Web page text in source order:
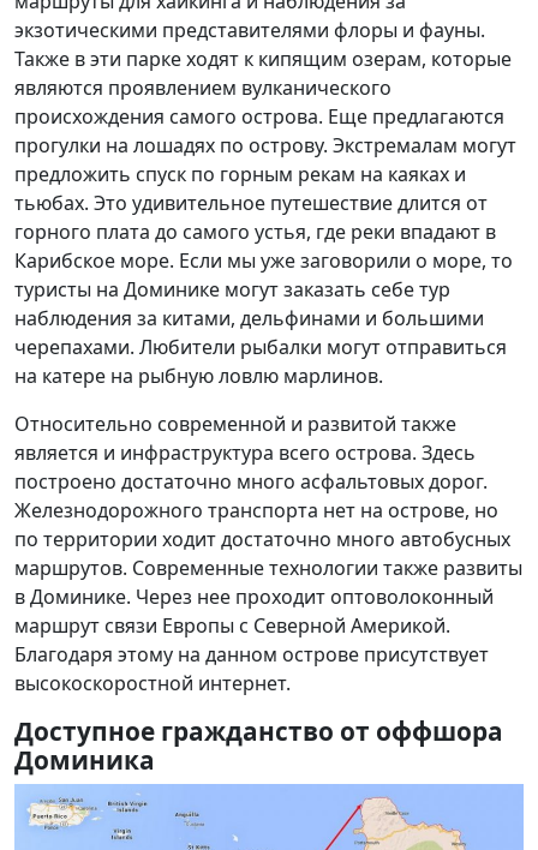
экзотическими представителями флоры и фауны.
Также в эти парке ходят к кипящим озерам, которые
являются проявлением вулканического
происхождения самого острова. Еще предлагаются
прогулки на лошадях по острову. Экстремалам могут
предложить спуск по горным рекам на каяках и
тьюбах. Это удивительное путешествие длится от
горного плата до самого устья, где реки впадают в
Карибское море. Если мы уже заговорили о море, то
туристы на Доминике могут заказать себе тур
наблюдения за китами, дельфинами и большими
черепахами. Любители рыбалки могут отправиться
на катере на рыбную ловлю марлинов.
Относительно современной и развитой также
является и инфраструктура всего острова. Здесь
построено достаточно много асфальтовых дорог.
Железнодорожного транспорта нет на острове, но
по территории ходит достаточно много автобусных
маршрутов. Современные технологии также развиты
в Доминике. Через нее проходит оптоволоконный
маршрут связи Европы с Северной Америкой.
Благодаря этому на данном острове присутствует
высокоскоростной интернет.
Доступное гражданство от оффшора
Доминика